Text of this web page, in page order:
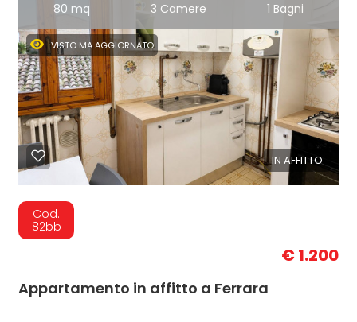
80 mq 3 Camere 1 Bagni
IN AFFITTO
VISTO MA AGGIORNATO
Cod.
82bb
€ 1.200
Appartamento in affitto a Ferrara